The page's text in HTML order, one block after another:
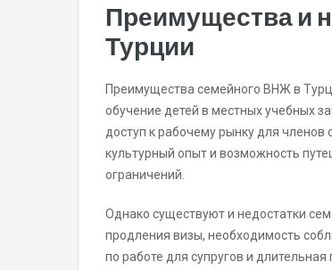
Преимущества и
Турции
Преимущества семейного ВНЖ в
обучение детей в местных учебных
доступ к рабочему рынку для членов
культурный опыт и возможность
ограничений.
Однако существуют и недостатки
продления визы, необходимость
по работе для супругов и